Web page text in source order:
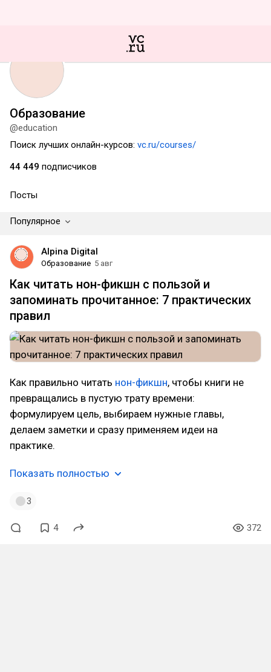
Образование
@education
Поиск лучших онлайн-курсов: vc.ru/courses/
44 449 подписчиков
Посты
Популярное
Alpina Digital
Образование 5 авг
Как читать нон-фикшн с пользой и
запоминать прочитанное: 7 практических
правил
Как правильно читать нон-фикшн, чтобы книги не
превращались в пустую трату времени:
формулируем цель, выбираем нужные главы,
делаем заметки и сразу применяем идеи на
практике.
Показать полностью
3
4 372